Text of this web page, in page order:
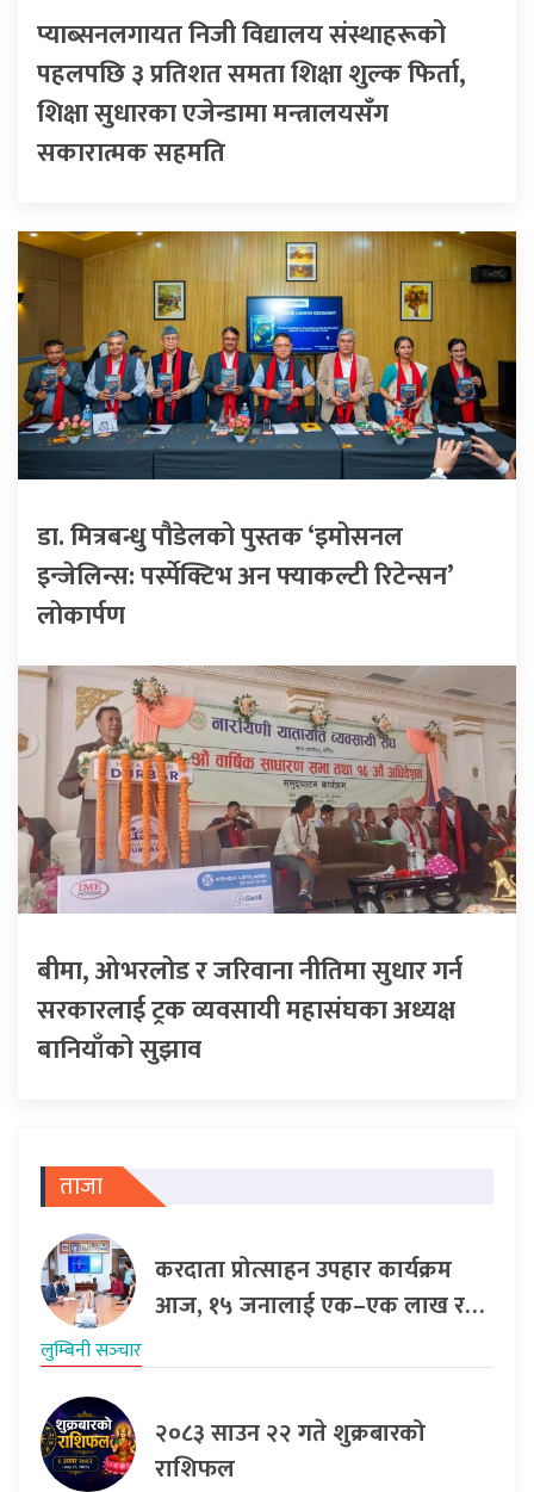
प्याब्सनलगायत निजी विद्यालय संस्थाहरूको
पहलपछि ३ प्रतिशत समता शिक्षा शुल्क फिर्ता,
शिक्षा सुधारका एजेन्डामा मन्त्रालयसँग
सकारात्मक सहमति
डा. मित्रबन्धु पौडेलको पुस्तक ‘इमोसनल
इन्जेलिन्स: पर्स्पेक्टिभ अन फ्याकल्टी रिटेन्सन’
लोकार्पण
बीमा, ओभरलोड र जरिवाना नीतिमा सुधार गर्न
सरकारलाई ट्रक व्यवसायी महासंघका अध्यक्ष
बानियाँको सुझाव
ताजा
करदाता प्रोत्साहन उपहार कार्यक्रम
आज, १५ जनालाई एक–एक लाख र…
लुम्बिनी सञ्‍चार
२०८३ साउन २२ गते शुक्रबारको
राशिफल